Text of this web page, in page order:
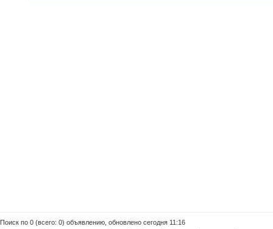
Поиск по 0 (всего: 0) объявлению, обновлено сегодня 11:16